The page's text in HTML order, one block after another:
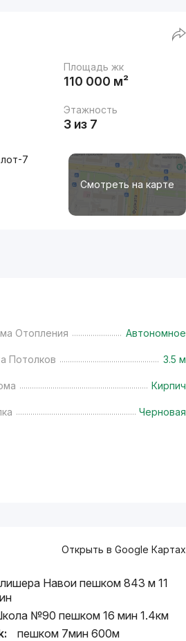
Площадь жк
110 000 м²
Этажность
3 из 7
Смотреть на карте
7
Отопления Автономное
Потолков 3.5 м
Кирпич
Черновая
Открыть в Google Картах
Навои пешком 843 м 11
№90 пешком 16 мин 1.4км
пешком 7мин 600м